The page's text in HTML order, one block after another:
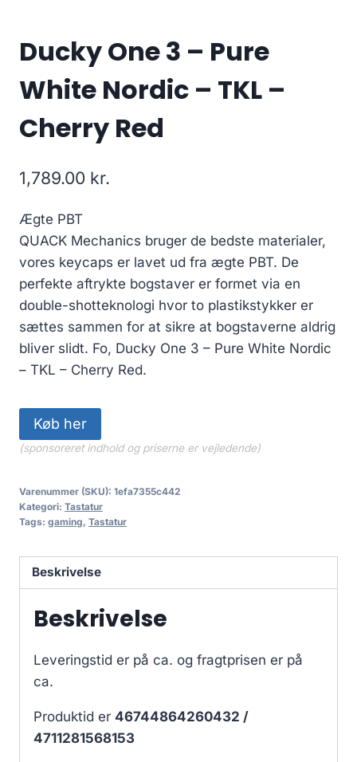
Ducky One 3 – Pure
White Nordic – TKL –
Cherry Red
1,789.00 kr.
Ægte PBT
QUACK Mechanics bruger de bedste materialer,
vores keycaps er lavet ud fra ægte PBT. De
perfekte aftrykte bogstaver er formet via en
double-shotteknologi hvor to plastikstykker er
sættes sammen for at sikre at bogstaverne aldrig
bliver slidt. Fo, Ducky One 3 – Pure White Nordic
– TKL – Cherry Red.
Køb her
(sponsoreret indhold og priserne er vejledende)
Varenummer (SKU): 1efa7355c442
Kategori: Tastatur
Tags: gaming, Tastatur
Beskrivelse
Beskrivelse
Leveringstid er på ca. og fragtprisen er på
ca.
Produktid er 46744864260432 /
4711281568153